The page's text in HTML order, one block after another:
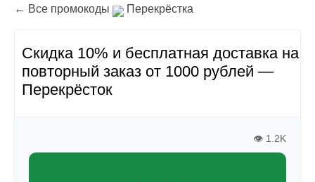
← Все промокоды Перекрёстка
Скидка 10% и бесплатная доставка на
повторный заказ от 1000 рублей —
Перекрёсток
👁 1.2K